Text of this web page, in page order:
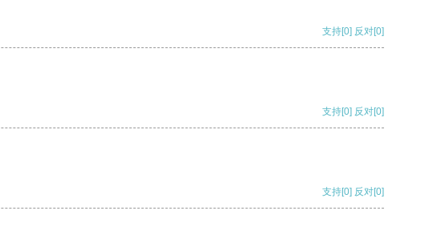
支持[0] 反对[0]
支持[0] 反对[0]
支持[0] 反对[0]